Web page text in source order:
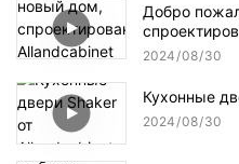
Добро
2024 08 30
Кухонные
2024 08 30